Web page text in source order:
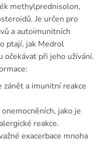
methylprednisolon,
Je určen pro
a autoimunitních
ptají, jak Medrol
očekávat při jeho užívání.
a imunitní reakce
jako je
reakce.
exacerbace mnoha